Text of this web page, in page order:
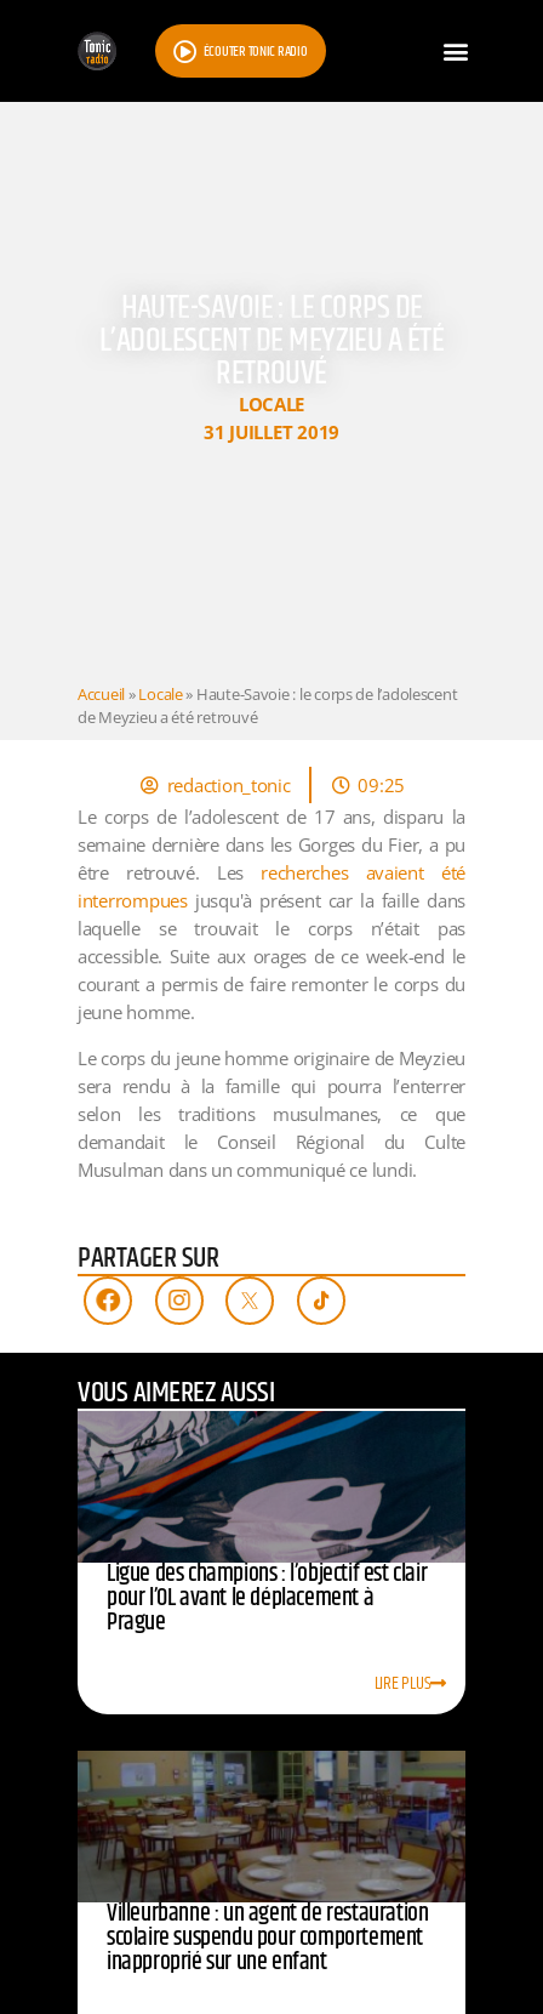
ÉCOUTER TONIC RADIO
HAUTE-SAVOIE : LE CORPS DE
L’ADOLESCENT DE MEYZIEU A ÉTÉ
RETROUVÉ
LOCALE
31 JUILLET 2019
Accueil»Locale» Haute-Savoie : le corps de l’adolescent
de Meyzieu a été retrouvé
redaction_tonic
09:25
Le corps de l’adolescent de 17 ans, disparu la
semaine dernière dans les Gorges du Fier, a pu
être retrouvé. Les recherches avaient été
interrompuesjusqu'à présent car la faille dans
laquelle se trouvait le corps n’était pas
accessible. Suite aux orages de ce week-end le
courant a permis de faire remonter le corps du
jeune homme.
Le corps du jeune homme originaire de Meyzieu
sera rendu à la famille qui pourra l’enterrer
selon les traditions musulmanes, ce que
demandait le Conseil Régional du Culte
Musulman dans un communiqué ce lundi.
PARTAGER SUR
VOUS AIMEREZ AUSSI
Ligue des champions : l’objectif est clair
pour l’OL avant le déplacement à
Prague
LIRE PLUS
Villeurbanne : un agent de restauration
scolaire suspendu pour comportement
inapproprié sur une enfant